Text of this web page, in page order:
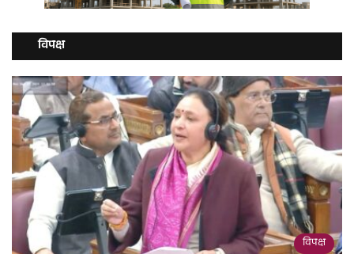
विपक्ष
विपक्ष